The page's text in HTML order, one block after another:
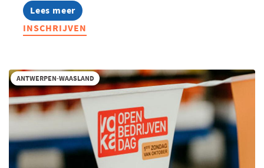
Lees meer
about
Voka
Health
Waarde
als
kompas
in
zorg
INSCHRIJVEN
ANTWERPEN-WAASLAND